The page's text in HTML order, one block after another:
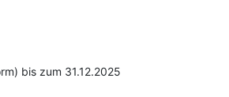
bis zum 31.12.2025